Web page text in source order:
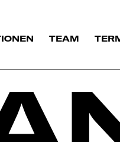
TEAM